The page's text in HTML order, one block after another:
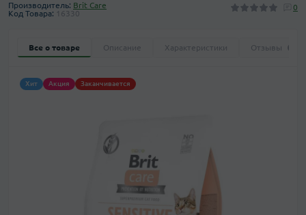
Производитель: Brit Care
Код Товара: 16330
0
Все о товаре Описание Характеристики Отзывы
Хит Акция Заканчивается